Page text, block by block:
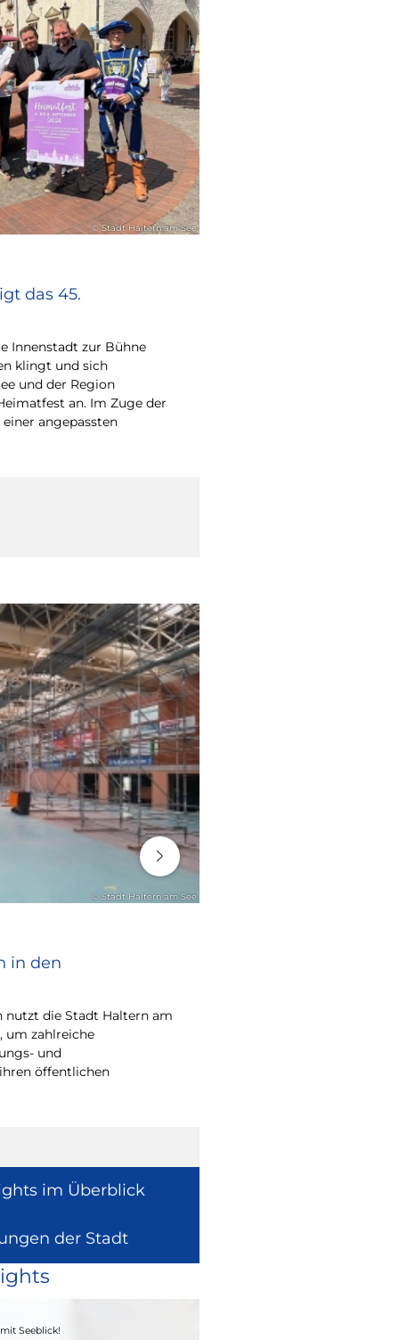
© Stadt Haltern am See
das 45.
Innenstadt zur Bühne
klingt und sich
und der Region
an. Im Zuge der
angepassten
© Stadt Haltern am See
in den
nutzt die Stadt Haltern am
um zahlreiche
und
öffentlichen
im Überblick
der Stadt
Seeblick!